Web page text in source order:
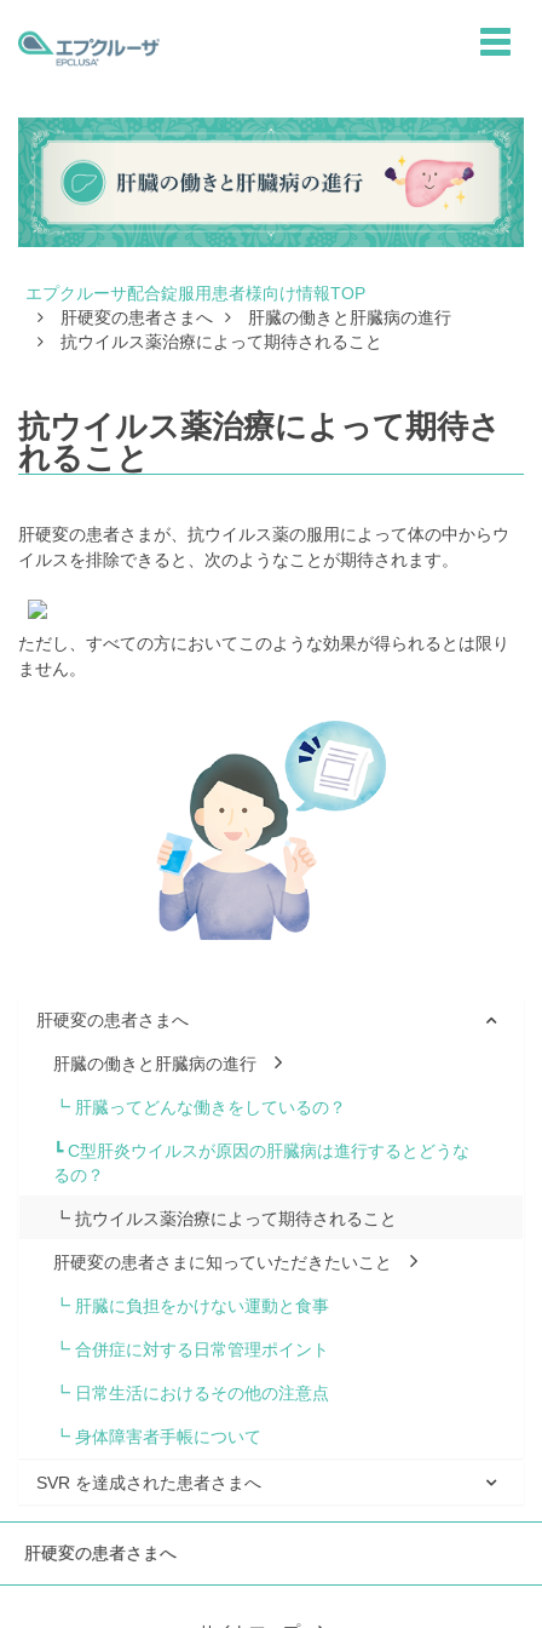
toggle
エプクルーサ配合錠服用患者様向け情報TOP
肝硬変の患者さまへ
肝臓の働きと肝臓病の進行
抗ウイルス薬治療によって期待されること
抗ウイルス薬治療によって期待さ
れること
肝硬変の患者さまが、抗ウイルス薬の服用によって体の中からウ
イルスを排除できると、次のようなことが期待されます。
ただし、すべての方においてこのような効果が得られるとは限り
ません。
肝硬変の患者さまへ
肝臓の働きと肝臓病の進行
┗ 肝臓ってどんな働きをしているの？
┗ C型肝炎ウイルスが原因の肝臓病は進行するとどうな
るの？
┗ 抗ウイルス薬治療によって期待されること
肝硬変の患者さまに知っていただきたいこと
┗ 肝臓に負担をかけない運動と食事
┗ 合併症に対する日常管理ポイント
┗ 日常生活におけるその他の注意点
┗ 身体障害者手帳について
SVR を達成された患者さまへ
肝硬変の患者さまへ